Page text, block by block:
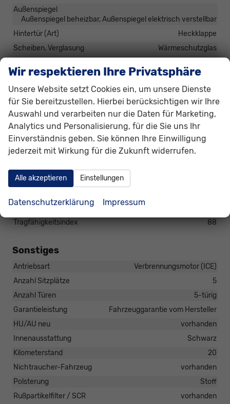
Außenspiegel
Außenspiegel beheizbar, Außenspiegel elektrisch verstellbar
Hintertür (Art)
Heckklappe
Scheiben, Verglasung
Wärmeschutzglas
Räder & Technik
Antriebsachse
Frontantrieb
Fahrwerk- und Regelungssysteme
Antiblockiersystem (ABS), Antischlupfregelung (ASR),
Elektronisches Stabilitäts-Programm (ESP),
Traktionskontrolle (ASR/CTS/ETS), Reifendruckkontrolle
Felgengröße
Reifen-Geschwindigkeitsindex
Reifentyp
Tragfähigkeitsindex
88
Sonstiges
Antriebsart
Verbrennungsmotor (ICE)
Anzahl Sitzplätze
5
Anzahl Türen
5-türig
Garantieleistung
Fahrzeuggarantie vom Hersteller
HU/AU neu
vorhanden
Innenausstattung
Schwarz
Kilometerstand
20
Nichtraucher-Fahrzeug
vorhanden
Polsterung
Stoff
Rußpartikelfilter / SCR
vorhanden
Wir respektieren Ihre Privatsphäre
Unsere Website setzt Cookies ein, um unsere Dienste
für Sie bereitzustellen. Hierbei berücksichtigen wir Ihre
Auswahl und verarbeiten nur die Daten für Marketing,
Analytics und Personalisierung, für die Sie uns Ihr
Einverständnis geben. Sie können Ihre Einwilligung
jederzeit mit Wirkung für die Zukunft widerrufen.
Alle akzeptieren Einstellungen
Datenschutzerklärung Impressum